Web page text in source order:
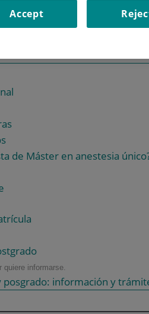
de Máster en anestesia
quiere informarse.
posgrado: información y
Accept